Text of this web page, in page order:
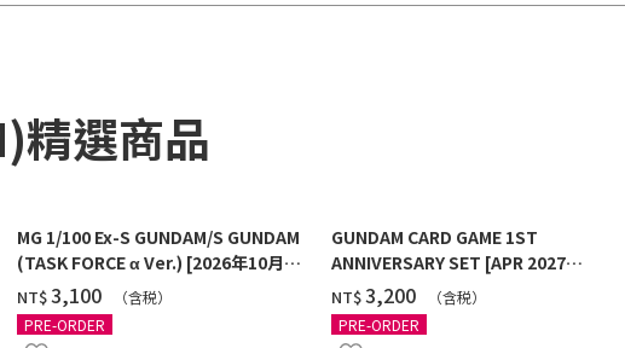
精選商品
MG 1/100 Ex-S GUNDAM/S GUNDAM
(TASK FORCE α Ver.) [2026年10月發
送]
NT$‌3,100
（含税）
PRE-ORDER
GUNDAM CARD GAME 1ST
ANNIVERSARY SET [APR 2027
DELIVERY]
NT$‌3,200
（含税）
PRE-ORDER